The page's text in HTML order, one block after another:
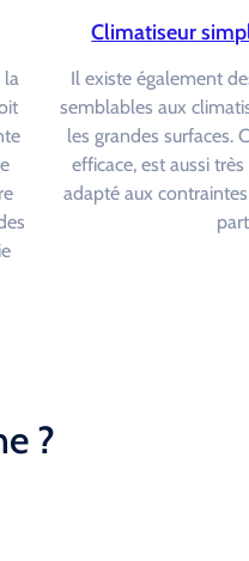
la
Climatiseur
Il existe également
semblables aux
les grandes surfaces.
efficace, est aussi
adapté aux
?